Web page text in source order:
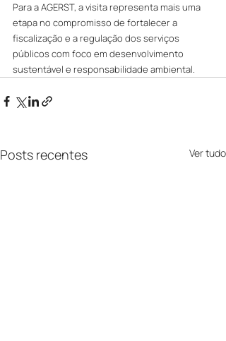
Para a AGERST, a visita representa mais uma
etapa no compromisso de fortalecer a
fiscalização e a regulação dos serviços
públicos com foco em desenvolvimento
sustentável e responsabilidade ambiental.
Posts recentes Ver tudo